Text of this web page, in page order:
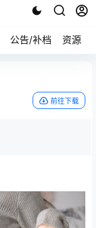
公告/补档 资源求
前往下载